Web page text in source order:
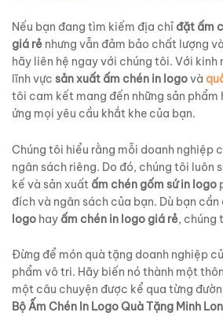
Nếu bạn đang tìm kiếm địa chỉ đặt ấm
giá rẻ nhưng vẫn đảm bảo chất lượng
hãy liên hệ ngay với chúng tôi. Với kinh
lĩnh vực sản xuất ấm chén in logovà
tôi cam kết mang đến những sản phẩm
ứng mọi yêu cầu khắt khe của bạn.
Chúng tôi hiểu rằng mỗi doanh nghiệp
ngân sách riêng. Do đó, chúng tôi luôn
kế và sản xuất ấm chén gốm sứ in logo
đích và ngân sách của bạn. Dù bạn cần
logo hay ấm chén in logo giá rẻ, chúng
Đừng để món quà tặng doanh nghiệp
phẩm vô tri. Hãy biến nó thành một
một câu chuyện được kể qua từng
Bộ Ấm Chén In Logo Quà Tặng Minh